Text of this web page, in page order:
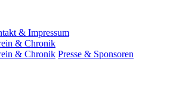
& Impressum
& Chronik
& Chronik Presse & Sponsoren